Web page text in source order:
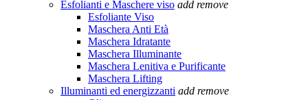
Esfolianti e Maschere viso add remove
Esfoliante Viso
Maschera Anti Età
Maschera Idratante
Maschera Illuminante
Maschera Lenitiva e Purificante
Maschera Lifting
Illuminanti ed energizzanti add remove